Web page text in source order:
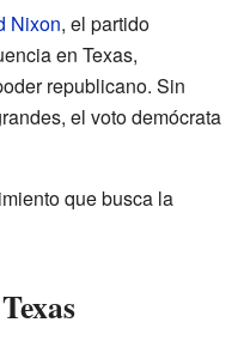
Nixon, el partido
en Texas,
republicano. Sin
el voto demócrata
que busca la